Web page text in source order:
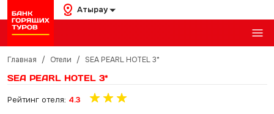
Атырау
Главная / Отели / SEA PEARL HOTEL 3*
SEA PEARL HOTEL 3*
Рейтинг отеля: 4.3